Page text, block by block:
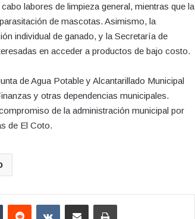
labores de limpieza general, mientras que la
de mascotas. Asimismo, la
individual de ganado, y la Secretaría de
en acceder a productos de bajo costo.
de Agua Potable y Alcantarillado Municipal
y otras dependencias municipales.
de la administración municipal por
de El Coto.
Tumblr Reddit VKontakteCompartir por correo electrónicoImprimir